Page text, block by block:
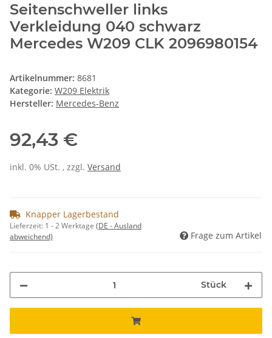
Seitenschweller links
Verkleidung 040 schwarz
Mercedes W209 CLK 2096980154
Artikelnummer: 8681
Kategorie: W209 Elektrik
Hersteller: Mercedes-Benz
92,43 €
inkl. 0% USt. , zzgl. Versand
Knapper Lagerbestand
Lieferzeit: 1 - 2 Werktage (DE - Ausland
abweichend)
Frage zum Artikel
Stück